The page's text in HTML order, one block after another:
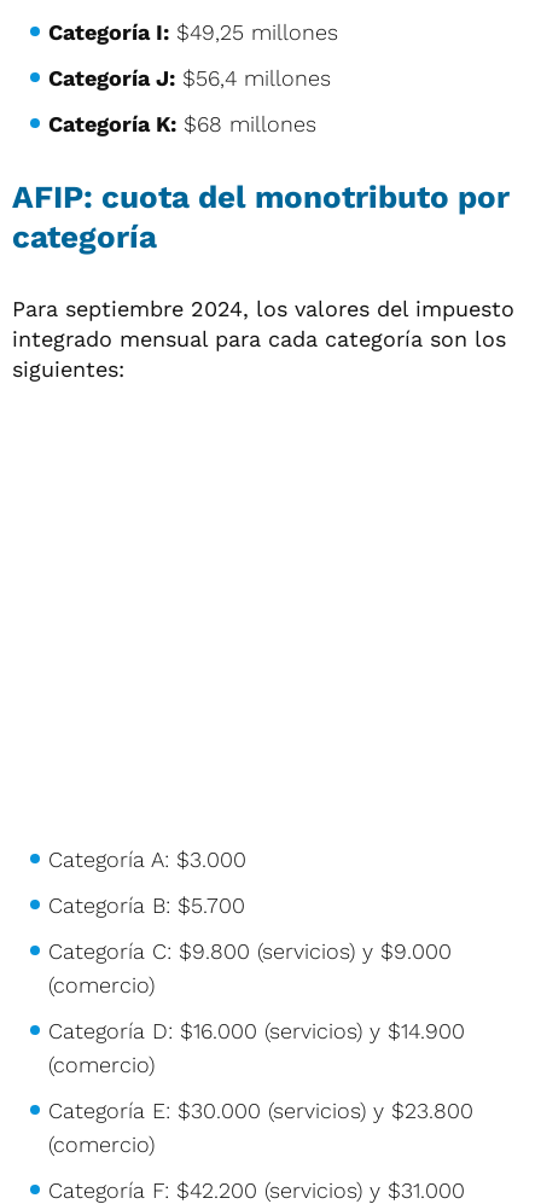
Categoría I: $49,25 millones
Categoría J: $56,4 millones
Categoría K: $68 millones
AFIP: cuota del monotributo por
categoría
Para septiembre 2024, los valores del impuesto
integrado mensual para cada categoría son los
siguientes:
Categoría A: $3.000
Categoría B: $5.700
Categoría C: $9.800 (servicios) y $9.000
(comercio)
Categoría D: $16.000 (servicios) y $14.900
(comercio)
Categoría E: $30.000 (servicios) y $23.800
(comercio)
Categoría F: $42.200 (servicios) y $31.000